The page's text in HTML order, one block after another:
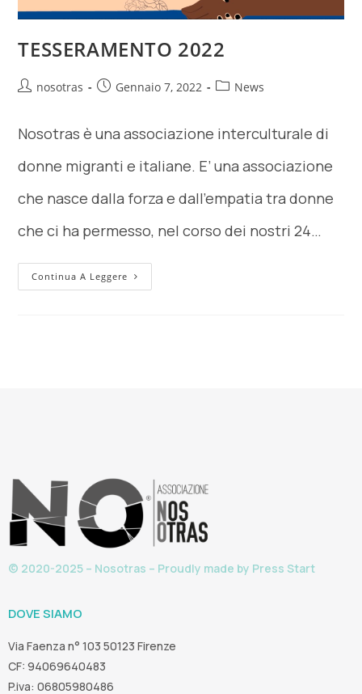
TESSERAMENTO 2022
nosotras Gennaio 7, 2022 News
Nosotras è una associazione interculturale di
donne migranti e italiane. E’ una associazione
che nasce dalla forza e dall’empatia tra donne
che ci ha permesso, nel corso dei nostri 24…
Continua A Leggere
© 2020-2025 – Nosotras – Proudly made by Press Start
DOVE SIAMO
Via Faenza n° 103 50123 Firenze
CF: 94069640483
P.iva: 06805980486